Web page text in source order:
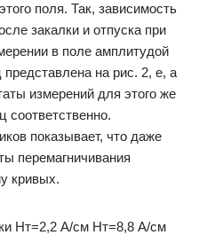
поля. Так, зависимость
закалки и отпуска при
в поле амплитудой
на рис. 2, е, а
измерений для этого же
соответственно.
показывает, что даже
перемагничивания
кривых.
Нт=2,2 А/см Нт=8,8 А/см